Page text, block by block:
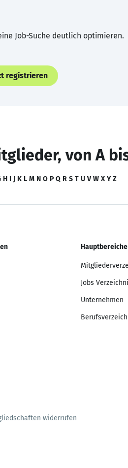
Job-Suche deutlich optimieren.
registrieren
von A
H I J K L M N O P Q R S T U V W X Y Z
Hauptbereiche
Jobs
Unternehmen
widerrufen